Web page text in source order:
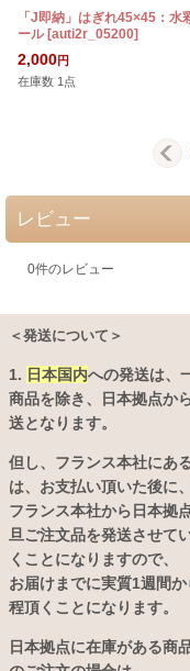
「J即納」はぎれ45×45：水
ール [auti2r_05200]
2,000円
在庫数 1点
レビュー
0件のレビュー
＜発送について＞
1. 日本国内への発送は、
商品を除き、日本拠点か
送となります。
但し、フランス本社にあ
は、お支払い頂いた後に、
フランス本社から日本拠
旦ご注文品を発送させて
くことになりますので、
お届けまでに実質1週間か
程頂くことになります。
日本拠点に在庫がある商